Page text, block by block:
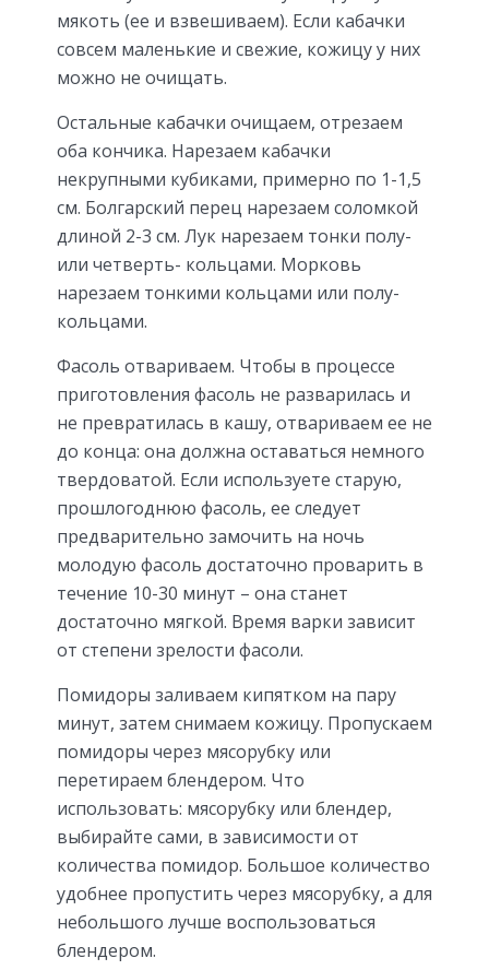
мякоть (ее и взвешиваем). Если кабачки
совсем маленькие и свежие, кожицу у них
можно не очищать.
Остальные кабачки очищаем, отрезаем
оба кончика. Нарезаем кабачки
некрупными кубиками, примерно по 1-1,5
см. Болгарский перец нарезаем соломкой
длиной 2-3 см. Лук нарезаем тонки полу-
или четверть- кольцами. Морковь
нарезаем тонкими кольцами или полу-
кольцами.
Фасоль отвариваем. Чтобы в процессе
приготовления фасоль не разварилась и
не превратилась в кашу, отвариваем ее не
до конца: она должна оставаться немного
твердоватой. Если используете старую,
прошлогоднюю фасоль, ее следует
предварительно замочить на ночь
молодую фасоль достаточно проварить в
течение 10-30 минут – она станет
достаточно мягкой. Время варки зависит
от степени зрелости фасоли.
Помидоры заливаем кипятком на пару
минут, затем снимаем кожицу. Пропускаем
помидоры через мясорубку или
перетираем блендером. Что
использовать: мясорубку или блендер,
выбирайте сами, в зависимости от
количества помидор. Большое количество
удобнее пропустить через мясорубку, а для
небольшого лучше воспользоваться
блендером.